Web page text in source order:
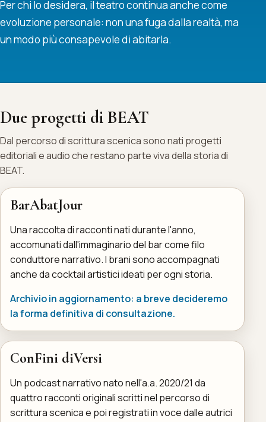
Per chi lo desidera, il teatro continua anche come
evoluzione personale: non una fuga dalla realtà, ma
un modo più consapevole di abitarla.
Due progetti di BEAT
Dal percorso di scrittura scenica sono nati progetti
editoriali e audio che restano parte viva della storia di
BEAT.
BarAbatJour
Una raccolta di racconti nati durante l'anno,
accomunati dall'immaginario del bar come filo
conduttore narrativo. I brani sono accompagnati
anche da cocktail artistici ideati per ogni storia.
Archivio in aggiornamento: a breve decideremo
la forma definitiva di consultazione.
ConFini diVersi
Un podcast narrativo nato nell'a.a. 2020/21 da
quattro racconti originali scritti nel percorso di
scrittura scenica e poi registrati in voce dalle autrici